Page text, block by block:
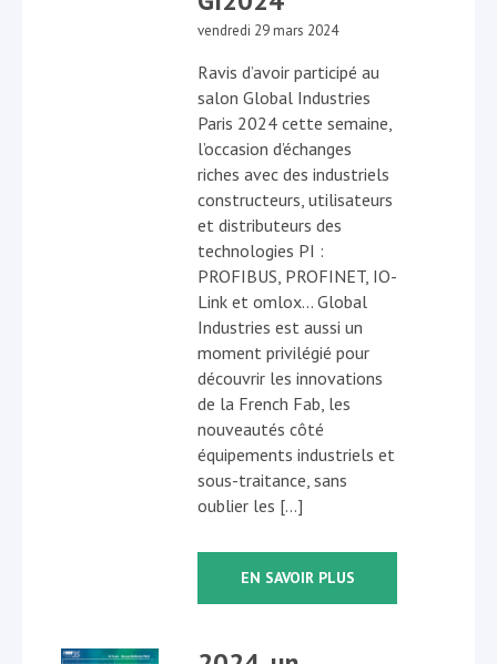
vendredi 29 mars 2024
Ravis d’avoir participé au
salon Global Industries
Paris 2024 cette semaine,
l’occasion d’échanges
riches avec des industriels
constructeurs, utilisateurs
et distributeurs des
technologies PI :
PROFIBUS, PROFINET, IO-
Link et omlox… Global
Industries est aussi un
moment privilégié pour
découvrir les innovations
de la French Fab, les
nouveautés côté
équipements industriels et
sous-traitance, sans
oublier les […]
EN SAVOIR PLUS